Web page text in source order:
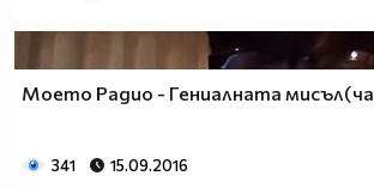
Моето Радио - Гениалната
341 15.09.2016